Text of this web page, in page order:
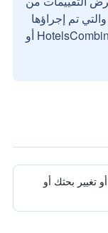
تم إجراؤها
بواسطة مستخدمين حقيقيين مع HotelsCombined أو
تغيير بحثك أو